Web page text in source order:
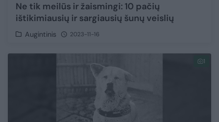
Ne tik meilūs ir žaismingi: 10 pačių
ištikimiausių ir sargiausių šunų veislių
Augintinis 2023-11-16
1